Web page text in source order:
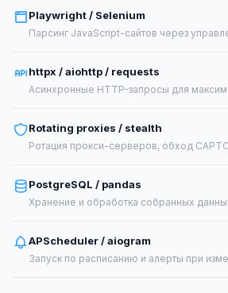
Playwright / Selenium
Парсинг JavaScript-сайтов через
httpx / aiohttp / requests
Асинхронные HTTP-запросы для
Rotating proxies / stealth
Ротация прокси-серверов, обход
PostgreSQL / pandas
Хранение и обработка собранных
APScheduler / aiogram
Запуск по расписанию и алерты при